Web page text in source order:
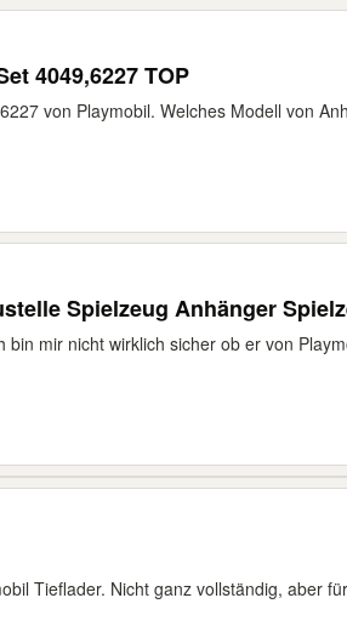
4049,6227 TOP
von Playmobil. Welches Modell von
Spielzeug Anhänger
mir nicht wirklich sicher ob er von
Tieflader. Nicht ganz vollständig, aber